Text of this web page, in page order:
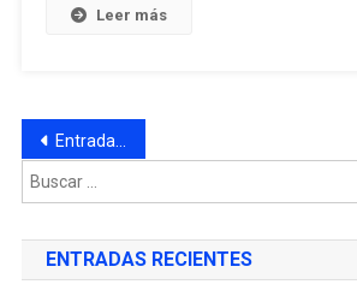
Leer más
Entradas anteriores
ENTRADAS RECIENTES